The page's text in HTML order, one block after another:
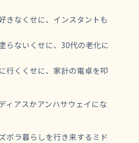
きなくせに、インスタントも
らないくせに、30代の老化に
行くくせに、家計の電卓を叩
ィアスかアンハサウェイにな
ボラ暮らしを行き来するミド